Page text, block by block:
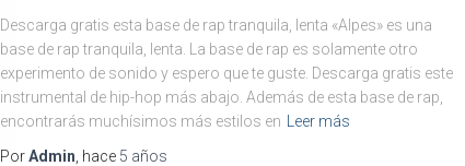
Descarga gratis esta base de rap tranquila, lenta «Alpes» es una
base de rap tranquila, lenta. La base de rap es solamente otro
experimento de sonido y espero que te guste. Descarga gratis este
instrumental de hip-hop más abajo. Además de esta base de rap,
encontrarás muchísimos más estilos en
Leer más
PorAdmin , hace 5 años